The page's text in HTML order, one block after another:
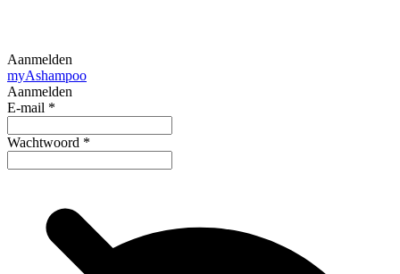
Aanmelden
myAshampoo
Aanmelden
E-mail *
Wachtwoord *